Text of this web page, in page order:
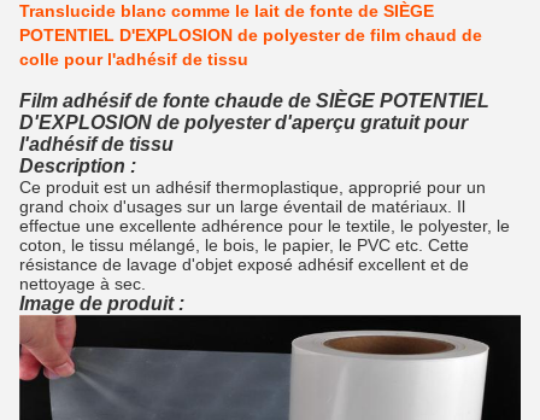
Translucide blanc comme le lait de fonte de SIÈGE
POTENTIEL D'EXPLOSION de polyester de film chaud de
colle pour l'adhésif de tissu
Film adhésif de fonte chaude de SIÈGE POTENTIEL
D'EXPLOSION de polyester d'aperçu gratuit pour
l'adhésif de tissu
Description :
Ce produit est un adhésif thermoplastique, approprié pour un
grand choix d'usages sur un large éventail de matériaux. Il
effectue une excellente adhérence pour le textile, le polyester, le
coton, le tissu mélangé, le bois, le papier, le PVC etc. Cette
résistance de lavage d'objet exposé adhésif excellent et de
nettoyage à sec.
Image de produit :